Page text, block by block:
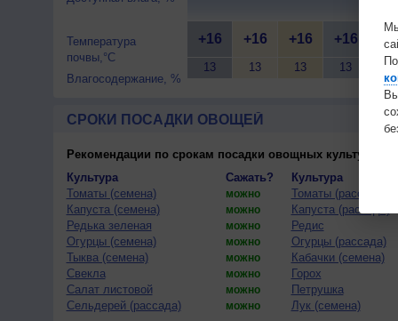
Температура
почвы,°C
Влагосодержание, %
+16
13
+16
13
+16
13
+16
13 13
СРОКИ ПОСАДКИ ОВОЩЕЙ
Рекомендации по срокам посадки овощных культур
Культура
Сажать? Культура
Томаты (семена)
можно Томаты (рассада)
Капуста (семена) можно Капуста (рассада)
Редька зеленая можно Редис
Огурцы (семена) можно Огурцы (рассада)
Тыква (семена) можно Кабачки (семена)
Свекла можно Горох
Салат листовой можно Петрушка
Сельдерей (рассада) можно Лук (семена)